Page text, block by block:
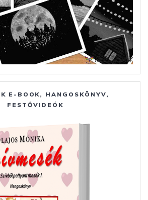
E-BOOK, HANGOSKÖNYV,
FESTŐVIDEÓK